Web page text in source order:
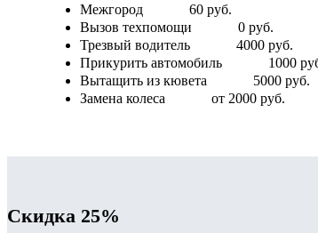
Межгород
60 руб.
Вызов техпомощи
0 руб.
Трезвый водитель
4000 руб.
Прикурить автомобиль
1000
Вытащить из кювета
5000 руб.
Замена колеса
от 2000 руб.
Скидка 25%